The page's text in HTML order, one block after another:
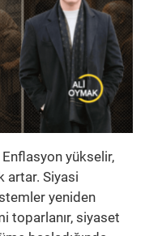
yükselir,
artar. Siyasi
yeniden
toparlanır, siyaset